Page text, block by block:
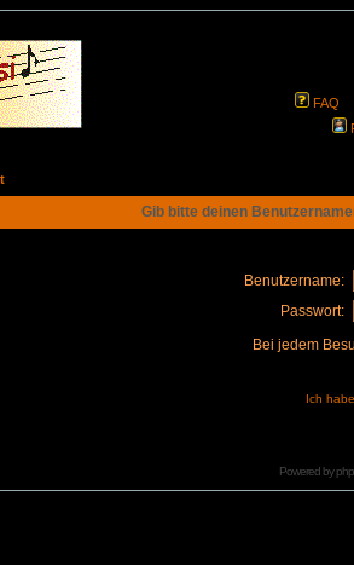
FAQ
Gib bitte deinen
Benutzername:
Passwort:
Bei jedem
Ich
Powered by